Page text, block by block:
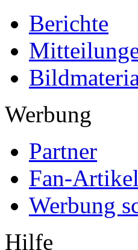
Berichte
Werbung
Partner
Fan-Artikel
Werbung
Hilfe